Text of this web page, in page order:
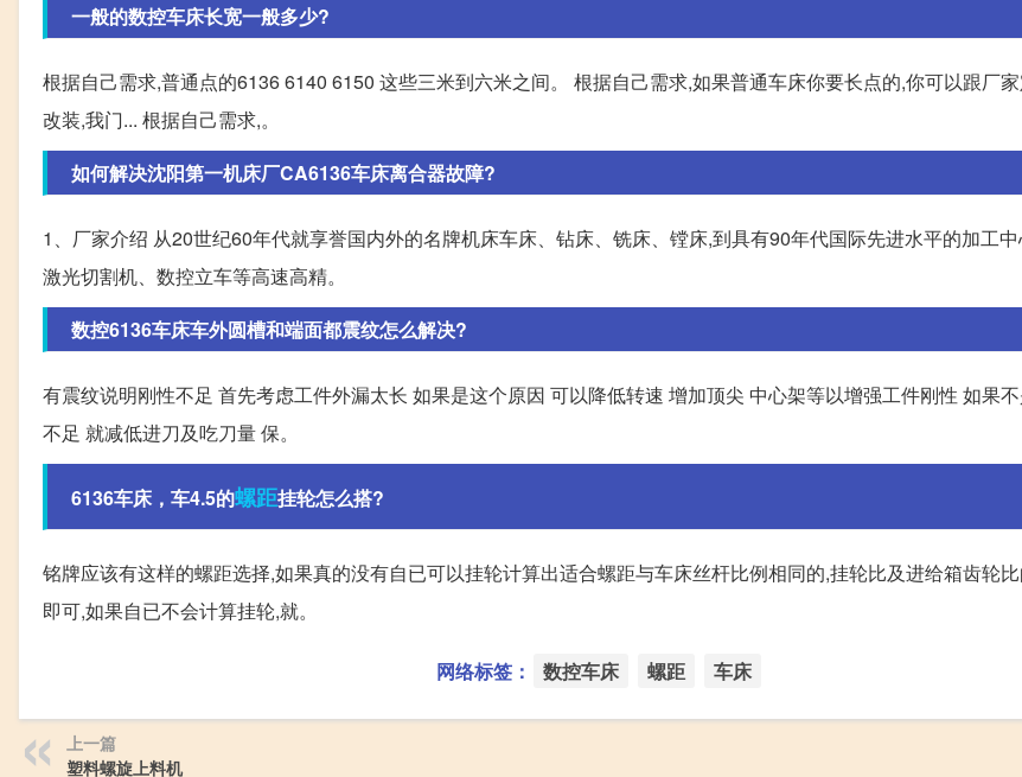
一般的数控车床长宽一般多少?
根据自己需求,普通点的6136 6140 6150 这些三米到六米之间。 根据自己需求,如果普通车床你要长点的,你可以跟厂
改装,我门... 根据自己需求,。
如何解决沈阳第一机床厂CA6136车床离合器故障?
1、厂家介绍 从20世纪60年代就享誉国内外的名牌机床车床、钻床、铣床、镗床,到具有90年代国际先进水平的加工中
激光切割机、数控立车等高速高精。
数控6136车床车外圆槽和端面都震纹怎么解决?
有震纹说明刚性不足 首先考虑工件外漏太长 如果是这个原因 可以降低转速 增加顶尖 中心架等以增强工件刚性 如果
不足 就减低进刀及吃刀量 保。
6136车床，车4.5的螺距挂轮怎么搭?
铭牌应该有这样的螺距选择,如果真的没有自已可以挂轮计算出适合螺距与车床丝杆比例相同的,挂轮比及进给箱齿轮
即可,如果自已不会计算挂轮,就。
网络标签： 数控车床 螺距 车床
上一篇
塑料螺旋上料机